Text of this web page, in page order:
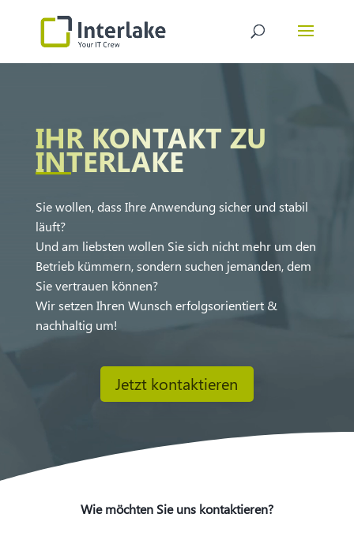
IHR KONTAKT ZU
INTERLAKE
Sie wollen, dass Ihre Anwendung sicher und stabil
läuft?
Und am liebsten wollen Sie sich nicht mehr um den
Betrieb kümmern, sondern suchen jemanden, dem
Sie vertrauen können?
Wir setzen Ihren Wunsch erfolgsorientiert &
nachhaltig um!
Jetzt kontaktieren
Wie möchten Sie uns kontaktieren?